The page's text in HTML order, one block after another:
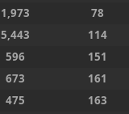
1,973
78
5,443
114
596
151
673
161
475
163